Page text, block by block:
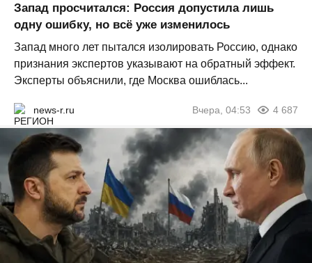
Запад просчитался: Россия допустила лишь
одну ошибку, но всё уже изменилось
Запад много лет пытался изолировать Россию, однако
признания экспертов указывают на обратный эффект.
Эксперты объяснили, где Москва ошиблась...
news-r.ru Вчера, 04:53 4 687